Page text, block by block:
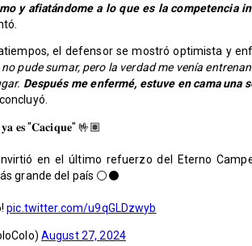
y afiatándome a lo que es la competencia
el defensor se mostró optimista y
pude sumar, pero la verdad me venía
Después me enfermé, estuve en cama una
𝐞𝐬 "𝐂𝐚𝐜𝐢𝐪𝐮𝐞" 🤟🏽
en el último refuerzo del Eterno
grande del país ⚪⚫
pic.twitter.com/u9qGLDzwyb
August 27, 2024